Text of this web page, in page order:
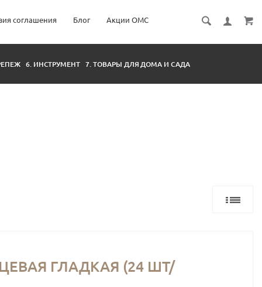
соглашения Блог Акции ОМС
6. ИНСТРУМЕНТ 7. ТОВАРЫ ДЛЯ ДОМА И САДА
ГЛАДКАЯ (24 ШТ/